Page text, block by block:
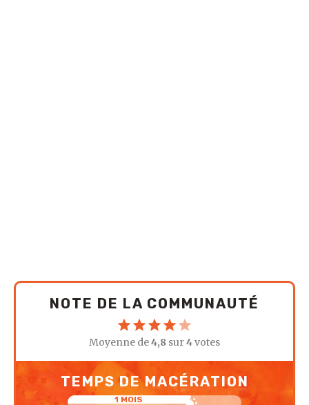
NOTE DE LA COMMUNAUTÉ
Moyenne de4,8 sur4votes
TEMPS DE MACÉRATION
1 MOIS